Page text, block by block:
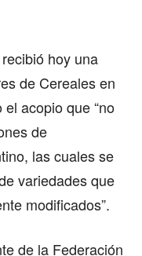
hoy una
de Cereales en
acopio que “no
de
las cuales se
variedades que
modificados”.
de la Federación